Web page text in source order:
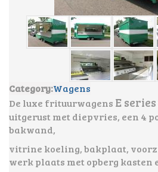
Category:Wagens
De luxe frituurwagens E series
uitgerust met diepvries, een 4
bakwand,
vitrine koeling,bakplaat,
werk plaats met opberg kasten